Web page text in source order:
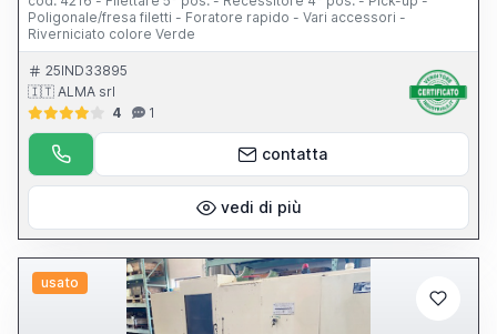
Poligonale/fresa filetti - Foratore rapido - Vari accessori -
Riverniciato colore Verde
25IND33895
🇮🇹 ALMA srl
4
1
contatta
vedi di più
usato